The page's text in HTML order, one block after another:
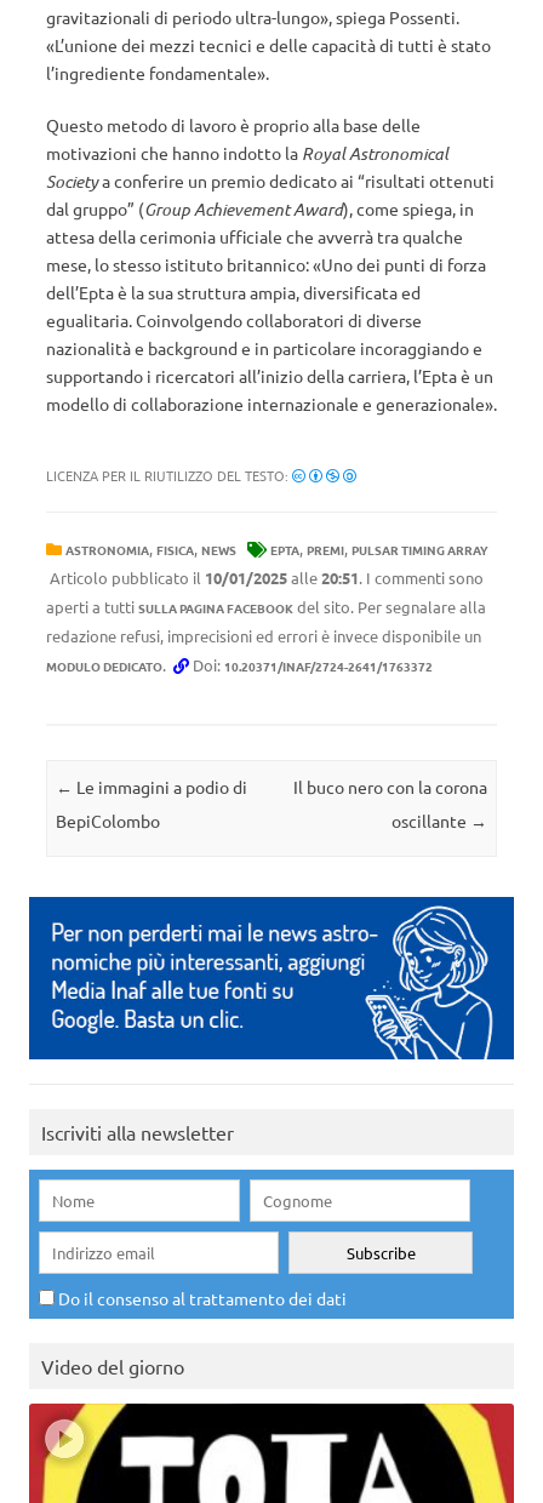
gravitazionali di periodo ultra-lungo», spiega Possenti.
«L’unione dei mezzi tecnici e delle capacità di tutti è stato
l’ingrediente fondamentale».
Questo metodo di lavoro è proprio alla base delle
motivazioni che hanno indotto la Royal Astronomical
Societya conferire un premio dedicato ai “risultati ottenuti
dal gruppo” (Group Achievement Award), come spiega, in
attesa della cerimonia ufficiale che avverrà tra qualche
mese, lo stesso istituto britannico: «Uno dei punti di forza
dell’Epta è la sua struttura ampia, diversificata ed
egualitaria. Coinvolgendo collaboratori di diverse
nazionalità e background e in particolare incoraggiando e
supportando i ricercatori all’inizio della carriera, l’Epta è un
modello di collaborazione internazionale e generazionale».
LICENZA PER IL RIUTILIZZO DEL TESTO:
ASTRONOMIA, FISICA, NEWS EPTA, PREMI, PULSAR TIMING ARRAY
Articolo pubblicato il 10/01/2025alle20:51. I commenti sono
aperti a tutti SULLA PAGINA FACEBOOK del sito. Per segnalare alla
redazione refusi, imprecisioni ed errori è invece disponibile un
MODULO DEDICATO. Doi: 10.20371/INAF/2724-2641/1763372
Navigazione articolo
← Le immagini a podio di
BepiColombo
Il buco nero con la corona
oscillante →
Iscriviti alla newsletter
Do il consenso al trattamento dei dati
Video del giorno